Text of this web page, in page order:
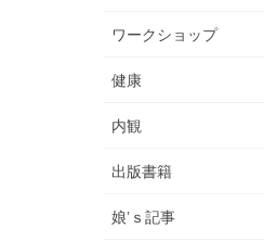
ワークショップ
健康
内観
出版書籍
娘’ｓ記事